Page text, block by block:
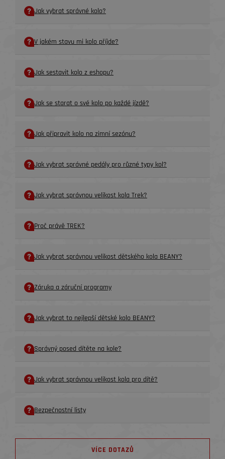
Jak vybrat správné kolo?
V jakém stavu mi kolo příjde?
Jak sestavit kolo z eshopu?
Jak se starat o své kolo po každé jízdě?
Jak připravit kolo na zimní sezónu?
Jak vybrat správné pedály pro různé typy kol?
Jak vybrat správnou velikost kola Trek?
Proč právě TREK?
Jak vybrat správnou velikost dětského kola BEANY?
Záruka a záruční programy
Jak vybrat to nejlepší dětské kolo BEANY?
Správný posed dítěte na kole?
Jak vybrat správnou velikost kola pro dítě?
Bezpečnostní listy
VÍCE DOTAZŮ